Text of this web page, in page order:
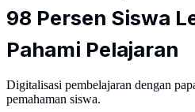
98 Persen Siswa
Pahami Pelajaran
Digitalisasi pembelajaran dengan
pemahaman siswa.